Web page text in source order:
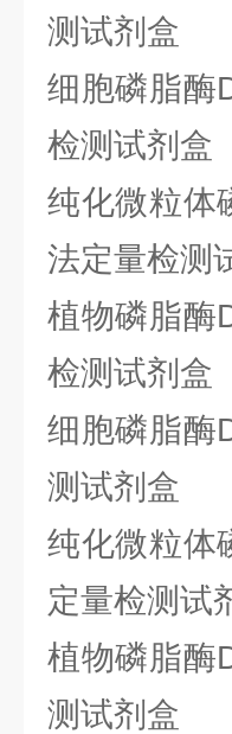
测试剂盒
细胞磷脂酶
检测试剂盒
纯化微粒体
法定量检测
植物磷脂酶
检测试剂盒
细胞磷脂酶
测试剂盒
纯化微粒体
定量检测试
植物磷脂酶
测试剂盒